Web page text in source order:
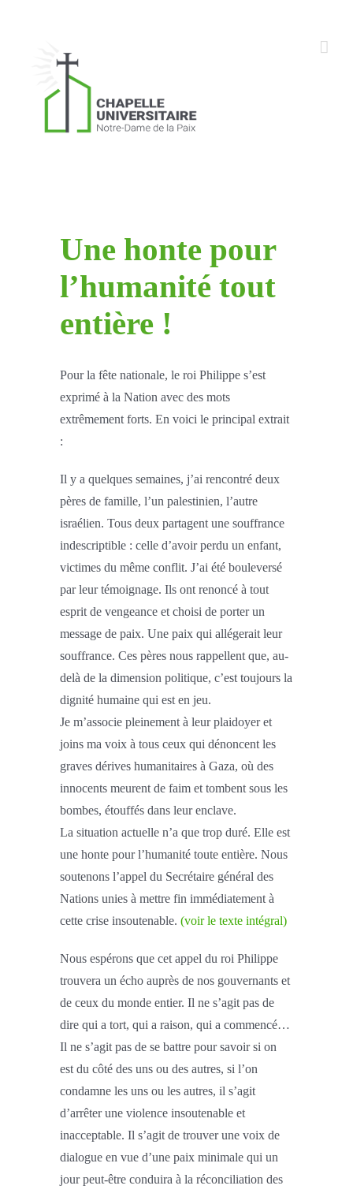
Une honte pour
l’humanité tout
entière !
Pour la fête nationale, le roi Philippe s’est
exprimé à la Nation avec des mots
extrêmement forts. En voici le principal extrait
:
Il y a quelques semaines, j’ai rencontré deux
pères de famille, l’un palestinien, l’autre
israélien. Tous deux partagent une souffrance
indescriptible : celle d’avoir perdu un enfant,
victimes du même conflit. J’ai été bouleversé
par leur témoignage. Ils ont renoncé à tout
esprit de vengeance et choisi de porter un
message de paix. Une paix qui allégerait leur
souffrance. Ces pères nous rappellent que, au-
delà de la dimension politique, c’est toujours la
dignité humaine qui est en jeu.
Je m’associe pleinement à leur plaidoyer et
joins ma voix à tous ceux qui dénoncent les
graves dérives humanitaires à Gaza, où des
innocents meurent de faim et tombent sous les
bombes, étouffés dans leur enclave.
La situation actuelle n’a que trop duré. Elle est
une honte pour l’humanité toute entière. Nous
soutenons l’appel du Secrétaire général des
Nations unies à mettre fin immédiatement à
cette crise insoutenable. (voir le texte intégral)
Nous espérons que cet appel du roi Philippe
trouvera un écho auprès de nos gouvernants et
de ceux du monde entier. Il ne s’agit pas de
dire qui a tort, qui a raison, qui a commencé…
Il ne s’agit pas de se battre pour savoir si on
est du côté des uns ou des autres, si l’on
condamne les uns ou les autres, il s’agit
d’arrêter une violence insoutenable et
inacceptable. Il s’agit de trouver une voix de
dialogue en vue d’une paix minimale qui un
jour peut-être conduira à la réconciliation des